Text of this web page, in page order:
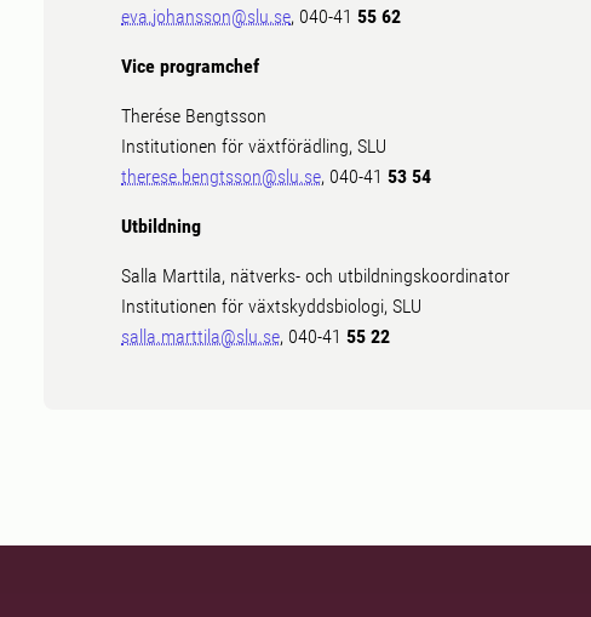
eva.johansson@slu.se, 040-41 55 62
Vice programchef
Therése Bengtsson
Institutionen för växtförädling, SLU
therese.bengtsson@slu.se, 040-41 53 54
Utbildning
Salla Marttila, nätverks- och utbildningskoordinator
Institutionen för växtskyddsbiologi, SLU
salla.marttila@slu.se, 040-41 55 22